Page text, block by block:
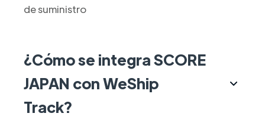
de suministro
¿Cómo se integra SCORE
JAPAN con WeShip
Track?